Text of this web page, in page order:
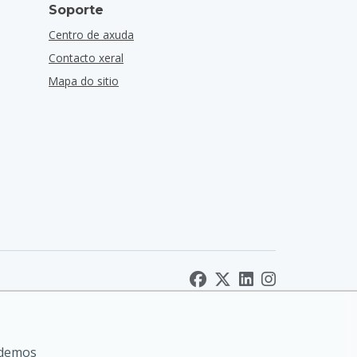
Soporte
Centro de axuda
Contacto xeral
Mapa do sitio